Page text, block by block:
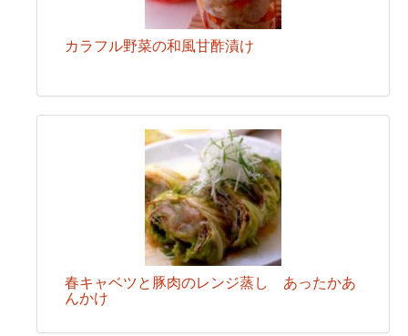
カラフル野菜の和風甘酢漬け
春キャベツと豚肉のレンジ蒸し あったかあ
んかけ